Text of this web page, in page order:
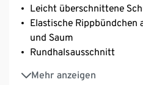
Leicht überschnittene
Elastische Rippbündchen
und Saum
Rundhalsausschnitt
Mehr anzeigen
Mit Elasthan: